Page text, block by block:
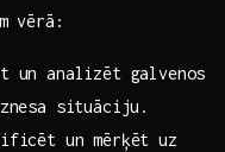
vērā:
un analizēt galvenos
situāciju.
un mērķēt uz